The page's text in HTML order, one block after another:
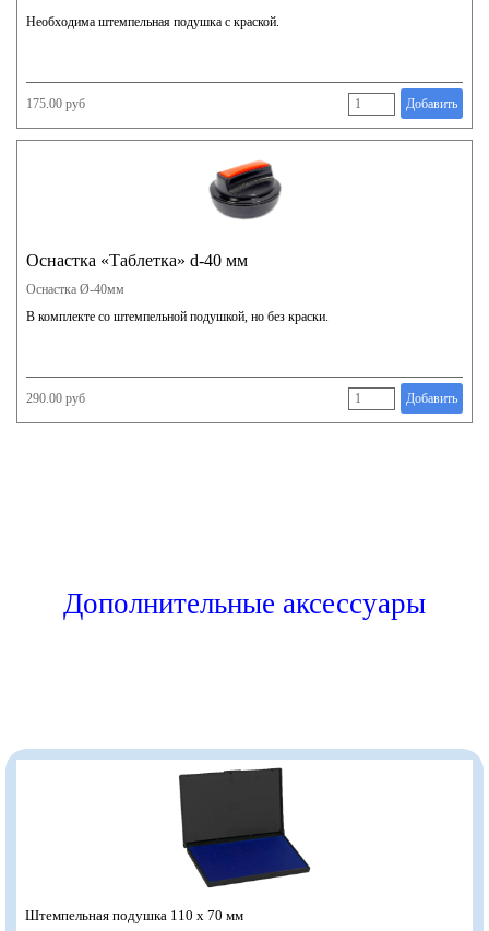
Необходима штемпельная подушка с краской.
175.00 руб Добавить
Оснастка «Таблетка» d-40 мм
Оснастка Ø-40мм
В комплекте со штемпельной подушкой, но без краски.
290.00 руб Добавить
Дополнительные аксессуары
Штемпельная подушка 110 х 70 мм